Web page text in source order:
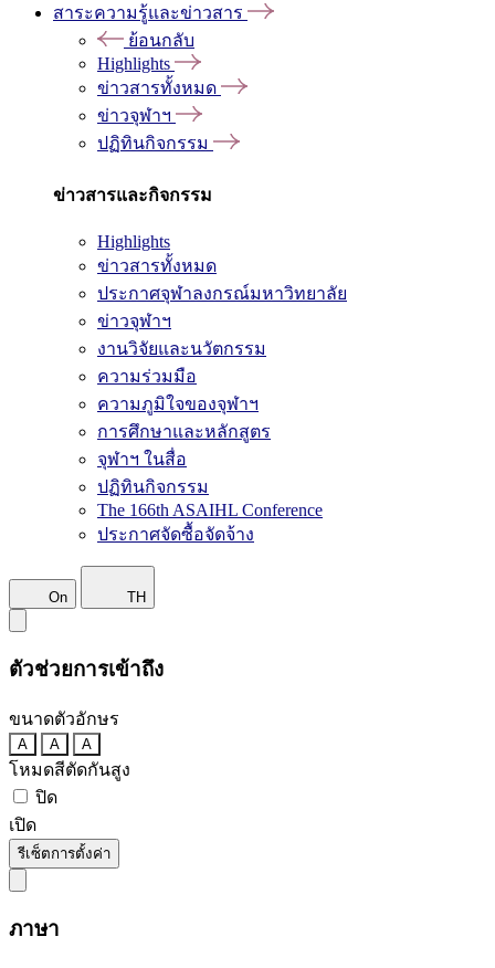
สาระความรู้และข่าวสาร
ย้อนกลับ
Highlights
ข่าวสารทั้งหมด
ข่าวจุฬาฯ
ปฏิทินกิจกรรม
ข่าวสารและกิจกรรม
Highlights
ข่าวสารทั้งหมด
ประกาศจุฬาลงกรณ์มหาวิทยาลัย
ข่าวจุฬาฯ
งานวิจัยและนวัตกรรม
ความร่วมมือ
ความภูมิใจของจุฬาฯ
การศึกษาและหลักสูตร
จุฬาฯ ในสื่อ
ปฏิทินกิจกรรม
The 166th ASAIHL Conference
ประกาศจัดซื้อจัดจ้าง
On TH
ตัวช่วยการเข้าถึง
ขนาดตัวอักษร
A A A
โหมดสีตัดกันสูง
ปิด
เปิด
รีเซ็ตการตั้งค่า
ภาษา